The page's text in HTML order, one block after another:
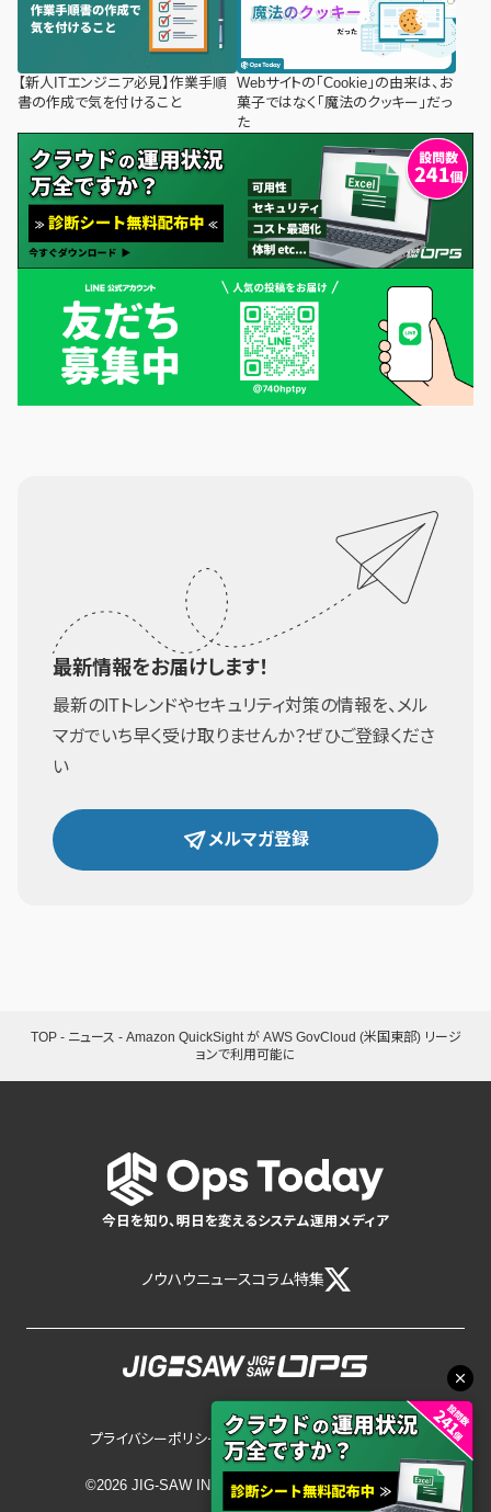
【新人ITエンジニア必見】作業手順
書の作成で気を付けること
Webサイトの「Cookie」の由来は、お
菓子ではなく「魔法のクッキー」だっ
た
最新情報をお届けします！
最新のITトレンドやセキュリティ対策の情報を、メル
マガでいち早く受け取りませんか？ぜひご登録くださ
い
メルマガ登録
TOP- ニュース - Amazon QuickSight が AWS GovCloud (米国東部) リージ
ョンで利用可能に
今日を知り、明日を変えるシステム運用メディア
ノウハウニュースコラム特集
プライバシーポリシー サイトポリシー
©2026 JIG-SAW INC.